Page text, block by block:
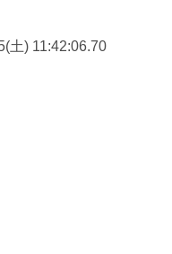
土) 11:42:06.70